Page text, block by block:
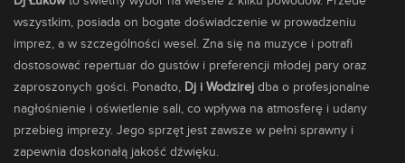
wszystkim, posiada on bogate doświadczenie w prowadzeniu
imprez, a w szczególności wesel. Zna się na muzyce i potrafi
dostosować repertuar do gustów i preferencji młodej pary oraz
zaproszonych gości. Ponadto, Dj i Wodzirej dba o profesjonalne
nagłośnienie i oświetlenie sali, co wpływa na atmosferę i udany
przebieg imprezy. Jego sprzęt jest zawsze w pełni sprawny i
zapewnia doskonałą jakość dźwięku.